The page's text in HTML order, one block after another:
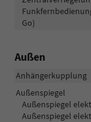
Go)
Außen
Anhängerkupplung
Außenspiegel
Außenspiegel
Außenspiegel